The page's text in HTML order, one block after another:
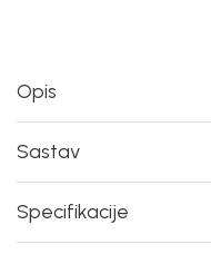
Opis
Sastav
Specifikacije